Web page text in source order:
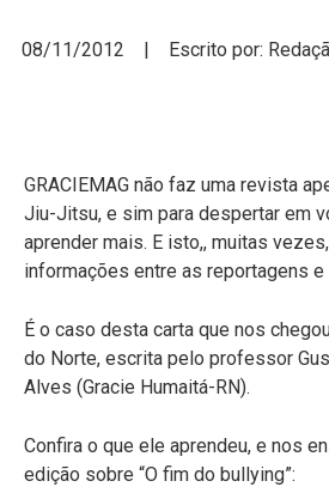
08/11/2012 | Escrito por:
GRACIEMAG não faz uma revista
Jiu-Jitsu, e sim para despertar em
aprender mais. E isto,, muitas
informações entre as reportagens
É o caso desta carta que nos
do Norte, escrita pelo professor
Alves (Gracie Humaitá-RN).
Confira o que ele aprendeu, e nos
edição sobre “O fim do bullying”: